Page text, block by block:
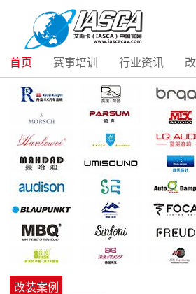
首页 赛事培训 行业资讯
改装案例